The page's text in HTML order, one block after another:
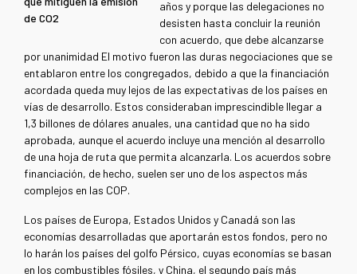
de CO2
años y porque las delegaciones no
desisten hasta concluir la reunión
con acuerdo, que debe alcanzarse
por unanimidad El motivo fueron las duras negociaciones que se
entablaron entre los congregados, debido a que la financiación
acordada queda muy lejos de las expectativas de los países en
vías de desarrollo. Estos consideraban imprescindible llegar a
1,3 billones de dólares anuales, una cantidad que no ha sido
aprobada, aunque el acuerdo incluye una mención al desarrollo
de una hoja de ruta que permita alcanzarla. Los acuerdos sobre
financiación, de hecho, suelen ser uno de los aspectos más
complejos en las COP.
Los países de Europa, Estados Unidos y Canadá son las
economías desarrolladas que aportarán estos fondos, pero no
lo harán los países del golfo Pérsico, cuyas economías se basan
en los combustibles fósiles, y China, el segundo país más